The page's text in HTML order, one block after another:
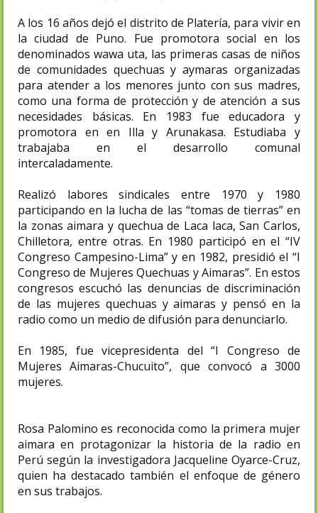
A los 16 años dejó el distrito de Platería, para vivir en
la ciudad de Puno.​ Fue promotora social en los
denominados wawa uta, las primeras casas de niños
de comunidades quechuas y aymaras organizadas
para atender a los menores junto con sus madres,
como una forma de protección y de atención a sus
necesidades básicas. En 1983 fue educadora y
promotora en en Illa y Arunakasa. Estudiaba y
trabajaba en el desarrollo comunal
intercaladamente.​
Realizó labores sindicales entre 1970 y 1980
participando en la lucha de las “tomas de tierras” en
la zonas aimara y quechua de Laca laca, San Carlos,
Chilletora, entre otras. En 1980 participó en el “IV
Congreso Campesino-Lima” y en 1982, presidió el “I
Congreso de Mujeres Quechuas y Aimaras”.​ En estos
congresos escuchó las denuncias de discriminación
de las mujeres quechuas y aimaras y pensó en la
radio como un medio de difusión para denunciarlo.
En 1985, fue vicepresidenta del “I Congreso de
Mujeres Aimaras-Chucuito”, que convocó a 3000
mujeres.
Rosa Palomino es reconocida como la primera mujer
aimara en protagonizar la historia de la radio en
Perú según la investigadora Jacqueline Oyarce-Cruz,
quien ha destacado también el enfoque de género
en sus trabajos.​